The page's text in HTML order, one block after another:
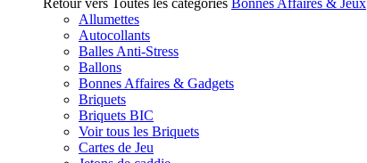
Retour vers Toutes les catégories Bonnes Affaires & Jeux
Allumettes
Autocollants
Balles Anti-Stress
Ballons
Bonnes Affaires & Gadgets
Briquets
Briquets BIC
Voir tous les Briquets
Cartes de Jeu